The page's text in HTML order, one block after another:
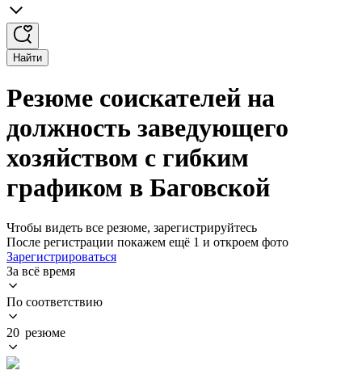
Найти
Резюме соискателей на
должность заведующего
хозяйством с гибким
графиком в Баговской
Чтобы видеть все резюме, зарегистрируйтесь
После регистрации покажем ещё 1 и откроем фото
Зарегистрироваться
За всё время
По соответствию
20 резюме